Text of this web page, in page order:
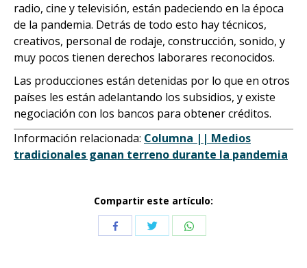
radio, cine y televisión, están padeciendo en la época
de la pandemia. Detrás de todo esto hay técnicos,
creativos, personal de rodaje, construcción, sonido, y
muy pocos tienen derechos laborares reconocidos.
Las producciones están detenidas por lo que en otros
países les están adelantando los subsidios, y existe
negociación con los bancos para obtener créditos.
Información relacionada: Columna || Medios
tradicionales ganan terreno durante la pandemia
Compartir este artículo:
CompartirCompartirCompartir